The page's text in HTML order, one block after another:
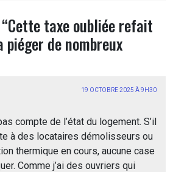
Cette taxe oubliée refait
de nombreux
19 OCTOBRE 2025 À 9H30
compte de l’état du logement. S’il
à des locataires démolisseurs ou
thermique en cours, aucune case
Comme j’ai des ouvriers qui